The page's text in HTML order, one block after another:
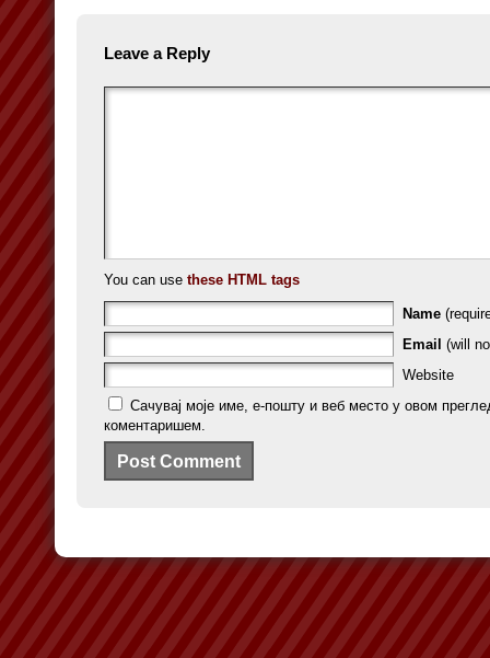
Leave a Reply
You can use these HTML tags
Name
Email (will
Website
Сачувај моје име, е-пошту и веб место у овом
коментаришем.